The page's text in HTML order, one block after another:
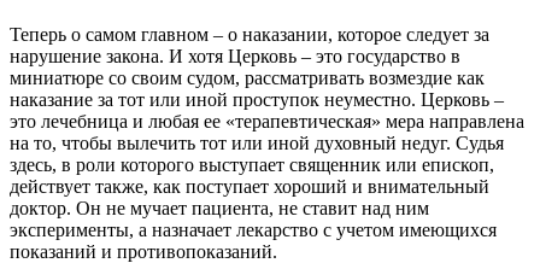
Теперь о самом главном – о наказании, которое следует за
нарушение закона. И хотя Церковь – это государство в
миниатюре со своим судом, рассматривать возмездие как
наказание за тот или иной проступок неуместно. Церковь –
это лечебница и любая ее «терапевтическая» мера направлена
на то, чтобы вылечить тот или иной духовный недуг. Судья
здесь, в роли которого выступает священник или епископ,
действует также, как поступает хороший и внимательный
доктор. Он не мучает пациента, не ставит над ним
эксперименты, а назначает лекарство с учетом имеющихся
показаний и противопоказаний.